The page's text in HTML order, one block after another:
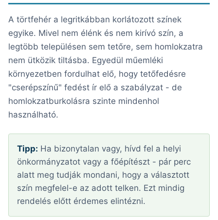
A törtfehér a legritkábban korlátozott színek
egyike. Mivel nem élénk és nem kirívó szín, a
legtöbb településen sem tetőre, sem homlokzatra
nem ütközik tiltásba. Egyedül műemléki
környezetben fordulhat elő, hogy tetőfedésre
"cserépszínű" fedést ír elő a szabályzat - de
homlokzatburkolásra szinte mindenhol
használható.
Tipp: Ha bizonytalan vagy, hívd fel a helyi
önkormányzatot vagy a főépítészt - pár perc
alatt meg tudják mondani, hogy a választott
szín megfelel-e az adott telken. Ezt mindig
rendelés előtt érdemes elintézni.